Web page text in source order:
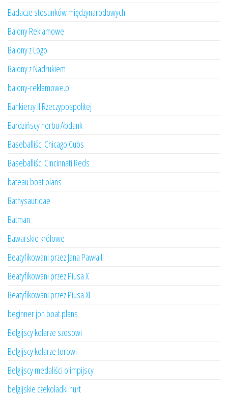
Badacze stosunków międzynarodowych
Balony Reklamowe
Balony z Logo
Balony z Nadrukiem
balony-reklamowe.pl
Bankierzy II Rzeczypospolitej
Bardzińscy herbu Abdank
Baseballiści Chicago Cubs
Baseballiści Cincinnati Reds
bateau boat plans
Bathysauridae
Batman
Bawarskie królowe
Beatyfikowani przez Jana Pawła II
Beatyfikowani przez Piusa X
Beatyfikowani przez Piusa XI
beginner jon boat plans
Belgijscy kolarze szosowi
Belgijscy kolarze torowi
Belgijscy medaliści olimpijscy
belgijskie czekoladki hurt